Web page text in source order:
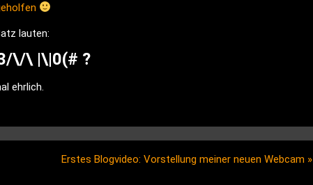
lauten:
\/\ |\|0(# ?
ehrlich.
Erstes Blogvideo: Vorstellung meiner neuen Webcam »